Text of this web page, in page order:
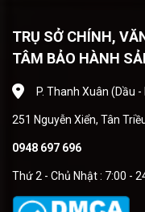
TRỤ SỞ CHÍNH,
TÂM BẢO HÀNH
P. Thanh Xuân (Dầu
251 Nguyễn Xiển, Tân
0948 697 696
Thứ 2 - Chủ Nhật : 7:00 -